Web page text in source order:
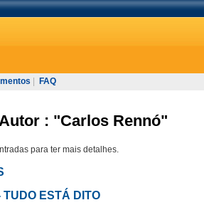
FAQ
: "Carlos Rennó"
para ter mais detalhes.
ESTÁ DITO